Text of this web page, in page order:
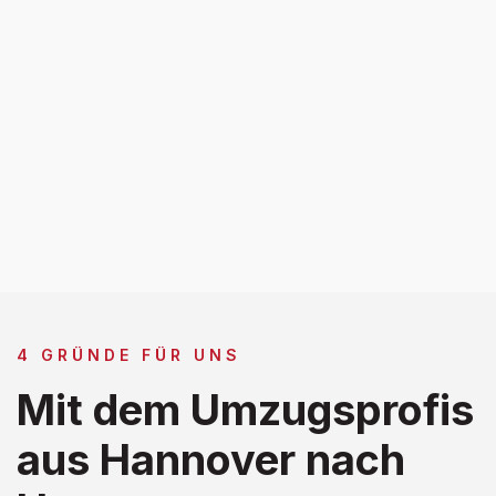
4 GRÜNDE FÜR UNS
Mit dem Umzugsprofis
aus Hannover nach